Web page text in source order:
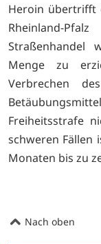
Heroin übertrifft
Rheinland-
Straßenhandel
Menge zu
Verbrechen
Freiheitsstrafe
schweren Fällen
Monaten bis zu
Nach oben